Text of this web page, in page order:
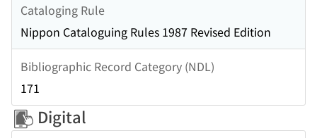
Cataloging Rule
Nippon Cataloguing Rules 1987 Revised Edition
Bibliographic Record Category (NDL)
171
Digital